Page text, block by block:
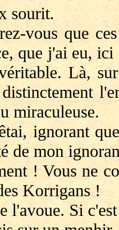
sourit.
vous que ces
que j'ai eu,
Là,
miraculeuse.
ignorant
de mon
! Vous ne
Korrigans !
Si c'est